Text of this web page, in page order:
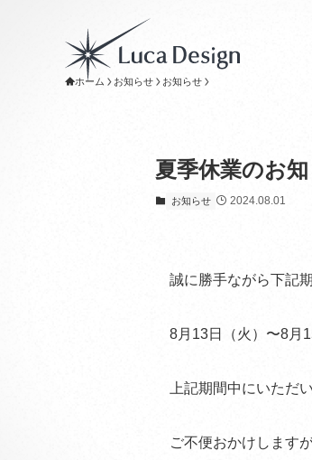
ホーム お知らせ お知らせ
夏季休業のお
お知らせ 2024.08.01
誠に勝手ながら下記
8月13日（火）〜8月
上記期間中にいただ
ご不便おかけします